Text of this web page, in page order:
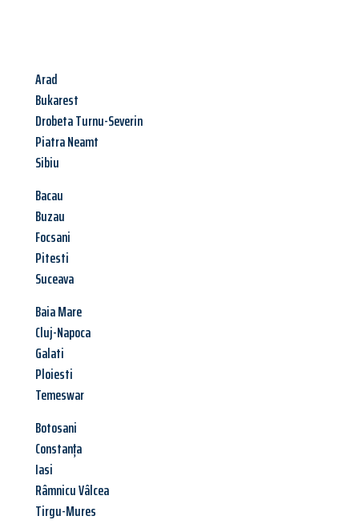
Arad
Bukarest
Drobeta Turnu-Severin
Piatra Neamt
Sibiu
Bacau
Buzau
Focsani
Pitesti
Suceava
Baia Mare
Cluj-Napoca
Galati
Ploiesti
Temeswar
Botosani
Constanța
Iasi
Râmnicu Vâlcea
Tirgu-Mures